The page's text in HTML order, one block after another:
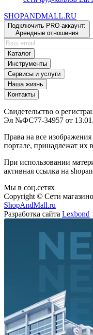
SHOPANDMALL.RU
Подключить PRO-аккаунт:
Арендные отношения
Каталог
Инструменты
Сервисы и услуги
Наша жизнь
Контакты
Свидетельство о
Эл №ФС77-34957 от
Права на все
портале, принадлежат их
При использовании
активная ссылка на
Мы в соц.сетях
Copyright © Сети
ShopAndMall.ru
Разработка сайта Lexbond